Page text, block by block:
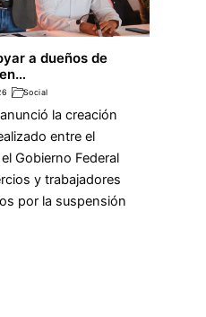
a dueños de
Social
la creación
entre el
Gobierno Federal
y trabajadores
por la suspensión